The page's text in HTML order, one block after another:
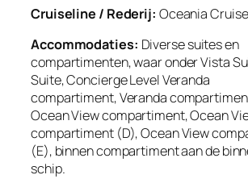
Cruiseline / Rederij: Oceania
Accommodaties: Diverse suites en
compartimenten, waar onder Vista
Suite, Concierge Level Veranda
compartiment, Veranda
Ocean View compartiment, Ocean
compartiment (D), Ocean View
(E), binnen compartiment aan de
schip.